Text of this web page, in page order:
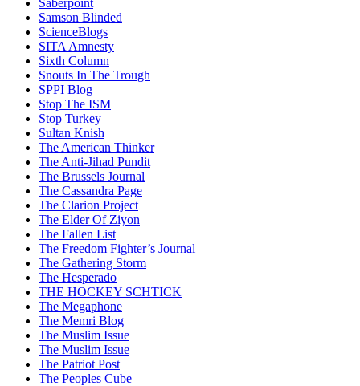
Saberpoint
Samson Blinded
ScienceBlogs
SITA Amnesty
Sixth Column
Snouts In The Trough
SPPI Blog
Stop The ISM
Stop Turkey
Sultan Knish
The American Thinker
The Anti-Jihad Pundit
The Brussels Journal
The Cassandra Page
The Clarion Project
The Elder Of Ziyon
The Fallen List
The Freedom Fighter’s Journal
The Gathering Storm
The Hesperado
THE HOCKEY SCHTICK
The Megaphone
The Memri Blog
The Muslim Issue
The Muslim Issue
The Patriot Post
The Peoples Cube